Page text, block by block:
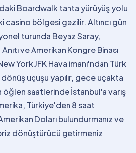
Boardwalk tahta yürüyüş yolu
casino bölgesi gezilir. Altıncı gün
turunda Beyaz Saray,
ve Amerikan Kongre Binası
York JFK Havalimanı'ndan Türk
uçuşu yapılır, gece uçakta
saatlerinde İstanbul'a varış
Türkiye'den 8 saat
Doları bulundurmanız ve
dönüştürücü getirmeniz